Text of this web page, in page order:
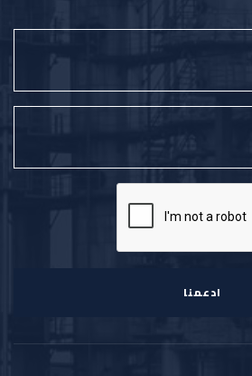
ادعمنا